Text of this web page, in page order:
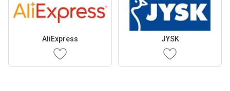
AliExpress JYSK